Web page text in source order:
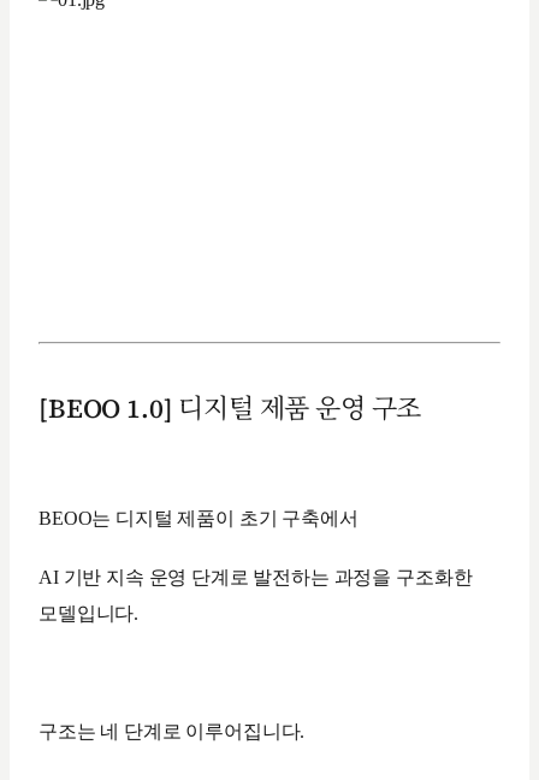
[BEOO 1.0] 디지털 제품 운영 구조
BEOO는 디지털 제품이 초기 구축에서
AI 기반 지속 운영 단계로 발전하는 과정을 구조화한
모델입니다.
구조는 네 단계로 이루어집니다.